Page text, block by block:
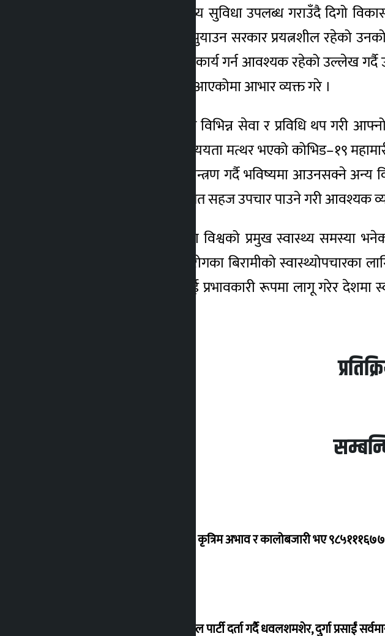
जनतालाई गुणस्तरीय स्वास्थ्य सुविधा उपलब्ध गराउँदै दिगो
तवरमा स्वास्थ्योपचार सेवा पुयाउन सरकार प्रयत्नशील रहेको
पहुँचमा पुयाउन सबैले मिलेर कार्य गर्न आवश्यक रहेको उल्लेख गर्दै
स्वास्थ्यसेवा उपलब्ध गराउँदै आएकोमा आभार व्यक्त गरे ।
वीर अस्पतालले समयानुकूल विभिन्न सेवा र प्रविधि थप गरी
प्रधानमन्त्री देउवाले केही समययता मत्थर भएको कोभिड–१९
महामारीलाई पूर्ण रूपमा नियन्त्रण गर्दै भविष्यमा आउनसक्ने
घातक रोगका बिरामीलाइसमेत सहज उपचार पाउने गरी आवश्यक
प्रधानमन्त्री देउवाले भविष्यमा विश्वको प्रमुख स्वास्थ्य समस्या
सन्दर्भमा हामीले पनि नसर्ने रोगका बिरामीको स्वास्थ्योपचारका
विभिन्न उपयोगी कार्यक्रमलाई प्रभावकारी रूपमा लागू गरेर
ग्यासको कृत्रिम अभाव र कालोबजारी भए
जय नेपाल पार्टी दर्ता गर्दै धवलशमशेर, दुर्गा प्रसाईं